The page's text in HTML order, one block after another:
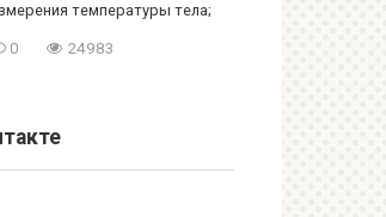
температуры тела;
0 24983